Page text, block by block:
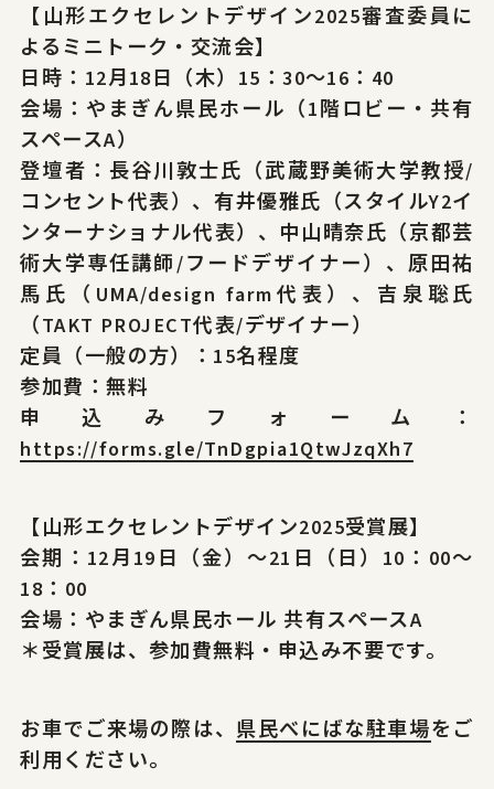
【山形エクセレントデザイン2025審査委員に
よるミニトーク・交流会】
日時：12月18日（木）15：30～16：40
会場：やまぎん県民ホール（1階ロビー・共有
スペースA）
登壇者：長谷川敦士氏（武蔵野美術大学教授/
コンセント代表）、有井優雅氏（スタイルY2イ
ンターナショナル代表）、中山晴奈氏（京都芸
術大学専任講師/フードデザイナー）、原田祐
馬氏（UMA/design farm代表）、吉泉聡氏
（TAKT PROJECT代表/デザイナー）
定員（一般の方）：15名程度
参加費：無料
申込みフォーム：
https://forms.gle/TnDgpia1QtwJzqXh7
【山形エクセレントデザイン2025受賞展】
会期：12月19日（金）～21日（日）10：00～
18：00
会場：やまぎん県民ホール 共有スペースA
＊受賞展は、参加費無料・申込み不要です。
お車でご来場の際は、 県民べにばな駐車場をご
利用ください。